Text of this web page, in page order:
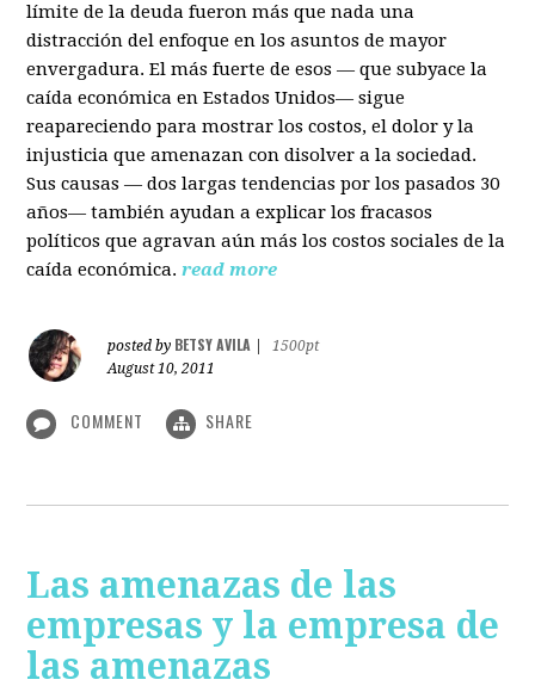
límite de la deuda fueron más que nada una
distracción del enfoque en los asuntos de mayor
envergadura. El más fuerte de esos — que subyace la
caída económica en Estados Unidos— sigue
reapareciendo para mostrar los costos, el dolor y la
injusticia que amenazan con disolver a la sociedad.
Sus causas — dos largas tendencias por los pasados 30
años— también ayudan a explicar los fracasos
políticos que agravan aún más los costos sociales de la
caída económica. read more
posted by BETSY AVILA
1500pt
August 10, 2011
COMMENT SHARE
Las amenazas de las
empresas y la empresa de
las amenazas